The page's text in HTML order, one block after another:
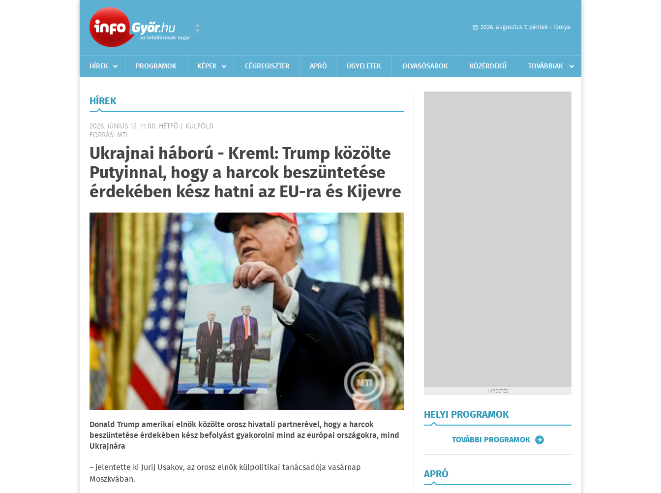
2026. augusztus 7, péntek - Ibolya
HÍREK PROGRAMOK KÉPEK CÉGREGISZTER APRÓ ÜGYELETEK OLVASÓSAROK KÖZÉRDEKŰ TOVÁBBIAK
HÍREK
2026. JÚNIUS 15. 11:00, HÉTFŐ | KÜLFÖLD
FORRÁS: MTI
Ukrajnai háború - Kreml: Trump közölte
Putyinnal, hogy a harcok beszüntetése
érdekében kész hatni az EU-ra és Kijevre
Donald Trump amerikai elnök közölte orosz hivatali partnerével, hogy a harcok
beszüntetése érdekében kész befolyást gyakorolni mind az európai országokra, mind
Ukrajnára
– jelentette ki Jurij Usakov, az orosz elnök külpolitikai tanácsadója vasárnap
Moszkvában.
HIRDETÉS
HELYI PROGRAMOK
TOVÁBBI PROGRAMOK
APRÓ